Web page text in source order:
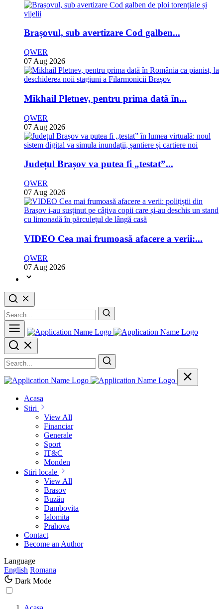
Brașovul, sub avertizare Cod galben...
QWER
07 Aug 2026
Mikhail Pletnev, pentru prima dată în...
QWER
07 Aug 2026
Județul Brașov va putea fi „testat”...
QWER
07 Aug 2026
VIDEO Cea mai frumoasă afacere a verii:...
QWER
07 Aug 2026
Acasa
Stiri
View All
Financiar
Generale
Sport
IT&C
Monden
Stiri locale
View All
Brasov
Buzău
Dambovita
Ialomita
Prahova
Contact
Become an Author
Language
English Romana
Dark Mode